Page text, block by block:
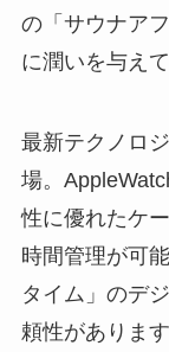
の「サウナア
に潤いを与え
最新テクノロ
場。
性に優れたケ
時間管理が可
タイム」のデ
頼性があります